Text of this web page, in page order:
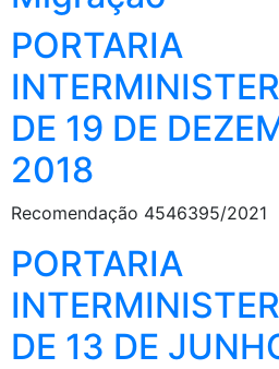
PORTARIA
DE 19 DE
2018
Recomendação 4546395/2021
PORTARIA
DE 13 DE